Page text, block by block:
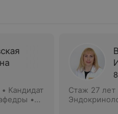
• Кандидат
•
Стаж 27 лет